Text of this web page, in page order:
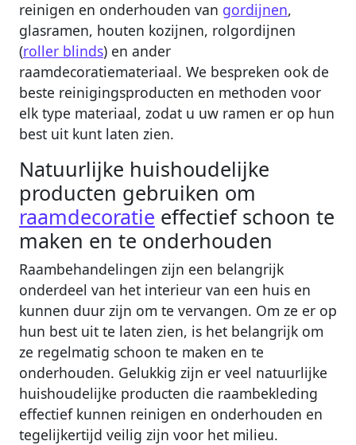
reinigen en onderhouden van gordijnen,
glasramen, houten kozijnen, rolgordijnen
(roller blinds) en ander
raamdecoratiemateriaal. We bespreken ook de
beste reinigingsproducten en methoden voor
elk type materiaal, zodat u uw ramen er op hun
best uit kunt laten zien.
Natuurlijke huishoudelijke
producten gebruiken om
raamdecoratie effectief schoon te
maken en te onderhouden
Raambehandelingen zijn een belangrijk
onderdeel van het interieur van een huis en
kunnen duur zijn om te vervangen. Om ze er op
hun best uit te laten zien, is het belangrijk om
ze regelmatig schoon te maken en te
onderhouden. Gelukkig zijn er veel natuurlijke
huishoudelijke producten die raambekleding
effectief kunnen reinigen en onderhouden en
tegelijkertijd veilig zijn voor het milieu.